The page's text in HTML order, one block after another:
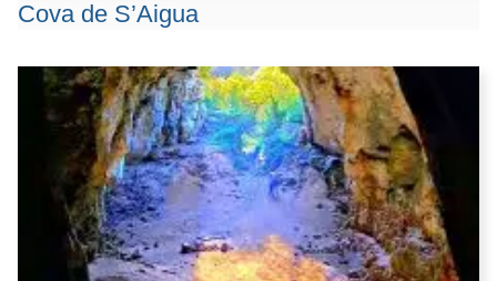
Cova de S’Aigua